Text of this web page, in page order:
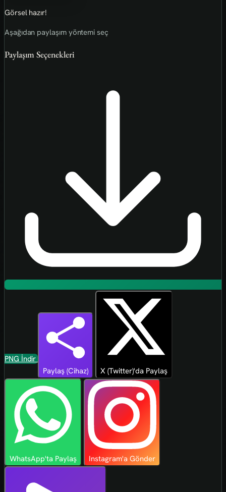
Görsel hazır!
Aşağıdan paylaşım yöntemi seç
Paylaşım Seçenekleri
PNG İndir
Paylaş (Cihaz)
X (Twitter)'da Paylaş
WhatsApp'ta Paylaş Instagram'a Gönder